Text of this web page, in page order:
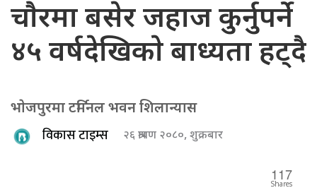
चाैरमा बसेर जहाज कुर्नुपर्ने
४५ वर्षदेखिकाे बाध्यता हट्दै
भाेजपुरमा टर्मिनल भवन शिलान्यास
विकास टाइम्स २६ श्रावण २०८०, शुक्रबार
117
Shares